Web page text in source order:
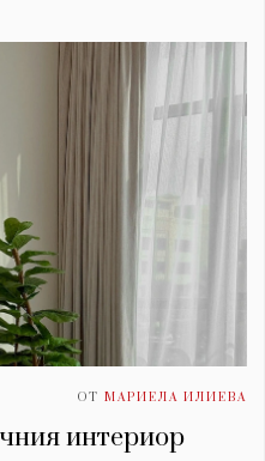
ОТ МАРИЕЛА ИЛИЕВА
интериор